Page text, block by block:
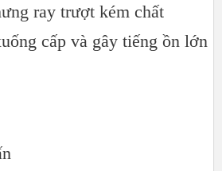
ray trượt kém chất
cấp và gây tiếng ồn lớn